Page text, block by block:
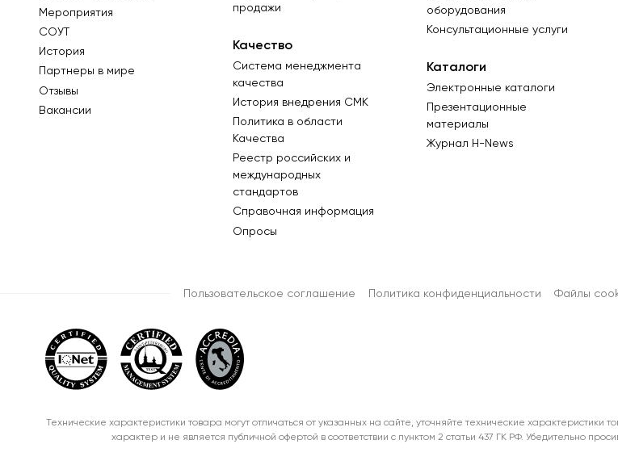
Мероприятия
СОУТ
История
Партнеры в мире
Отзывы
Вакансии
продажи
Качество
Система менеджмента
качества
История внедрения СМК
Политика в области
Качества
Реестр российских и
международных
стандартов
Справочная информация
Опросы
оборудования
Консультационные услуги
Каталоги
Электронные каталоги
Презентационные
материалы
Журнал Н-News
Пользовательское соглашение Политика конфиденциальности Файлы
Технические характеристики товара могут отличаться от указанных на сайте, уточняйте технические
характер и не является публичной офертой в соответствии с пунктом 2 статьи 437 ГК РФ. Убедительно